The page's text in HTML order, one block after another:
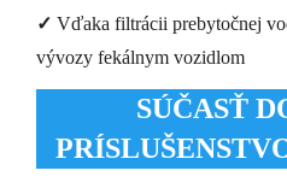
✓ Vďaka filtrácii prebytočnej
vývozy fekálnym vozidlom
SÚČASŤ